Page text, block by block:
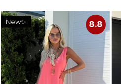
New✨ 8.8